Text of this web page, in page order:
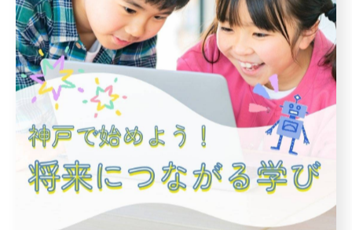
プログラミングのスキルは、今後ますます重要になりま
す。AIやIoTの進化に伴い、プログラミングの知識は多く
の職業で必須となるでしょう。早い段階からプログラミ
ングを学ぶことは、将来の選択肢を広げることにつなが
ります。
神戸市では、こうした未来に向けた教育の一環として、
さまざまなプログラミング教室やものづくり体験が行わ
れています。これにより、子どもたちは柔軟な思考力と
創造性を育むことができるのです。